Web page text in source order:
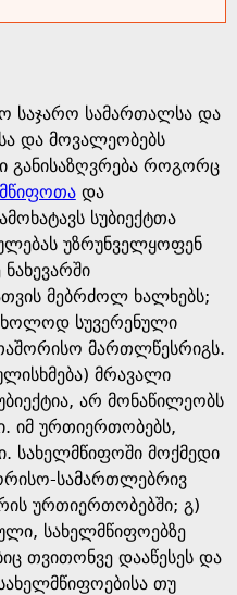
საჯარო სამართალსა და
და მოვალეობებს
განისაზღვრება როგორც
და
სუბიექტთა
უზრუნველყოფენ
მებრძოლ ხალხებს;
სუვერენული
მართლწესრიგს.
მრავალი
არ მონაწილეობს
იმ ურთიერთობებს,
სახელმწიფოში მოქმედი
სამართლებრივ
ურთიერთობებში; გ)
სახელმწიფოებზე
თვითონვე დააწესეს და
თუ